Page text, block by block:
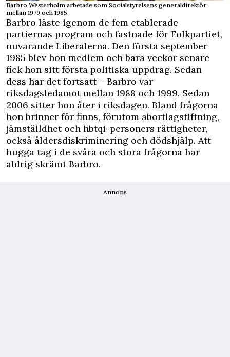
Barbro Westerholm arbetade som Socialstyrelsens generaldirektör
mellan 1979 och 1985.
Barbro läste igenom de fem etablerade
partiernas program och fastnade för Folkpartiet,
nuvarande Liberalerna. Den första september
1985 blev hon medlem och bara veckor senare
fick hon sitt första politiska uppdrag. Sedan
dess har det fortsatt – Barbro var
riksdagsledamot mellan 1988 och 1999. Sedan
2006 sitter hon åter i riksdagen. Bland frågorna
hon brinner för finns, förutom abortlagstiftning,
jämställdhet och hbtqi-personers rättigheter,
också åldersdiskriminering och dödshjälp. Att
hugga tag i de svåra och stora frågorna har
aldrig skrämt Barbro.
Annons